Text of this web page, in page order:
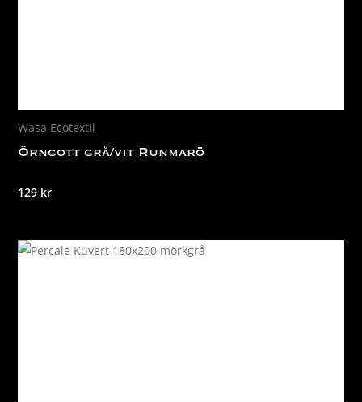
Wasa Ecotextil
Örngott grå/vit Runmarö
129 kr